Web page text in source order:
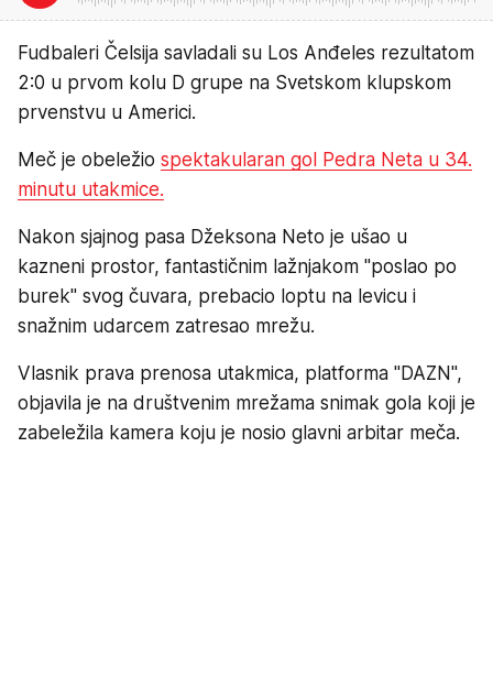
Fudbaleri Čelsija savladali su Los Anđeles rezultatom
2:0 u prvom kolu D grupe na Svetskom klupskom
prvenstvu u Americi.
Meč je obeležio spektakularan gol Pedra Neta u 34.
minutu utakmice.
Nakon sjajnog pasa Džeksona Neto je ušao u
kazneni prostor, fantastičnim lažnjakom "poslao po
burek" svog čuvara, prebacio loptu na levicu i
snažnim udarcem zatresao mrežu.
Vlasnik prava prenosa utakmica, platforma "DAZN",
objavila je na društvenim mrežama snimak gola koji je
zabeležila kamera koju je nosio glavni arbitar meča.